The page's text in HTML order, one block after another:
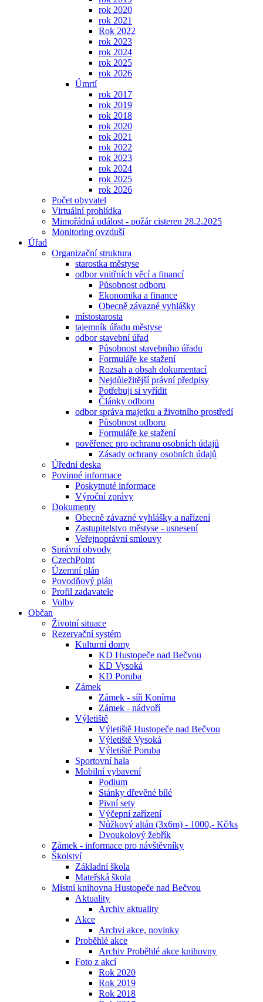
rok 2020
rok 2021
Rok 2022
rok 2023
rok 2024
rok 2025
rok 2026
Úmrtí
rok 2017
rok 2019
rok 2018
rok 2020
rok 2021
rok 2022
rok 2023
rok 2024
rok 2025
rok 2026
Počet obyvatel
Virtuální prohlídka
Mimořádná událost - požár cisteren 28.2.2025
Monitoring ovzduší
Úřad
Organizační struktura
starostka městyse
odbor vnitřních věcí a financí
Působnost odboru
Ekonomika a finance
Obecně závazné vyhlášky
místostarosta
tajemník úřadu městyse
odbor stavební úřad
Působnost stavebního úřadu
Formuláře ke stažení
Rozsah a obsah dokumentací
Nejdůležitější právní předpisy
Potřebuji si vyřídit
Články odboru
odbor správa majetku a životního prostředí
Působnost odboru
Formuláře ke stažení
pověřenec pro ochranu osobních údajů
Zásady ochrany osobních údajů
Úřední deska
Povinné informace
Poskytnuté informace
Výroční zprávy
Dokumenty
Obecně závazné vyhlášky a nařízení
Zastupitelstvo městyse - usnesení
Veřejnoprávní smlouvy
Správní obvody
CzechPoint
Územní plán
Povodňový plán
Profil zadavatele
Volby
Občan
Životní situace
Rezervační systém
Kulturní domy
KD Hustopeče nad Bečvou
KD Vysoká
KD Poruba
Zámek
Zámek - síň Konírna
Zámek - nádvoří
Výletiště
Výletiště Hustopeče nad Bečvou
Výletiště Vysoká
Výletiště Poruba
Sportovní hala
Mobilní vybavení
Podium
Stánky dřevěné bílé
Pivní sety
Výčepní zařízení
Nůžkový altán (3x6m) - 1000,- Kč⁄ks
Dvoukolový žebřík
Zámek - informace pro návštěvníky
Školství
Základní škola
Mateřská škola
Místní knihovna Hustopeče nad Bečvou
Aktuality
Archiv aktuality
Akce
Archvi akce, novinky
Proběhlé akce
Archiv Proběhlé akce knihovny
Foto z akcí
Rok 2020
Rok 2019
Rok 2018